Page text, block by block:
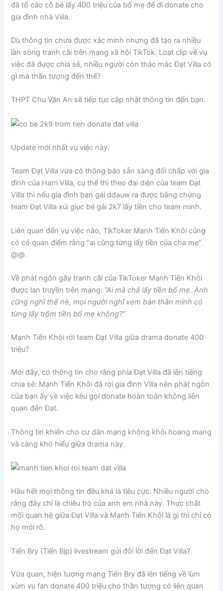
đã tổ cáo cô bé lấy 400 triệu của bố mẹ để đi donate cho
gia đình nhà Viila.
Dù thông tin chưa được xác minh nhưng đã tạo ra nhiều
làn sóng tranh cãi trên mạng xã hội TikTok. Loạt clip về vụ
việc đã được chia sẻ, nhiều người còn thắc mắc Đạt Villa có
gì mà thần tượng đến thế?
THPT Chu Văn An sẽ tiếp tục cập nhật thông tin đến bạn.
Update mới nhất vụ việc này.
Team Đạt Villa vừa có thông báo sẵn sàng đối chấp với gia
đình của Harri Villa, cụ thể thì theo đại diện của team Đạt
Villa thì nếu gia đình bạn gái ddauw ra được bằng chứng
team Đạt Villa xúi giục bé gái 2k7 lấy tiền cho team mình.
Liên quan đến vụ việc nào, TikToker Mạnh Tiến Khôi cũng
có có quan điểm rằng “ai cũng từng lấy tiền của cha mẹ”
@@.
Về phát ngôn gây tranh cãi của TikToker Mạnh Tiến Khôi
được lan truyền trên mạng: ”Ai mà chả lấy tiền bố mẹ. Anh
cũng nghĩ thế nè, mọi người nghĩ xem bản thân mình có
từng lấy trộm tiền bố mẹ không?”
Mạnh Tiến Khôi rời team Đạt Villa giữa drama donate 400
triệu?
Mới đây, có thông tin cho rằng phía Đạt Villa đã lên tiếng
chia sẻ: Mạnh Tiến Khôi đã rời gia đình Villa nên phát ngôn
của bạn ấy về việc kêu gọi donate hoàn toàn không liên
quan đến Đạt.
Thông tin khiến cho cư dân mạng không khỏi hoang mang
và càng khó hiểu giữa drama này.
Hầu hết mọi thông tin đều khá là tiêu cực. Nhiều người cho
rằng đây chỉ là chiêu trò của anh em nhà này. Thực chất
mối quan hệ giữa Đạt Villa và Mạnh Tiến Khôi là gì thì chỉ có
họ mới rõ.
Tiến Bry (Tiến Bịp) livestream gửi đôi lời đến Đạt Villa?
Vừa quan, hiện tượng mạng Tiến Bry đã lên tiếng về lùm
xùm vụ fan donate 400 triệu cho thần tượng có liên quan